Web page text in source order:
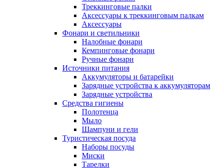
Треккинговые палки
Аксессуары к треккинговым палкам
Аксессуары
Фонари и светильники
Налобные фонари
Кемпинговые фонари
Ручные фонари
Источники питания
Аккумуляторы и батарейки
Зарядные устройства к аккумуляторам
Зарядные устройства
Средства гигиены
Полотенца
Мыло
Шампуни и гели
Туристическая посуда
Наборы посуды
Миски
Тарелки